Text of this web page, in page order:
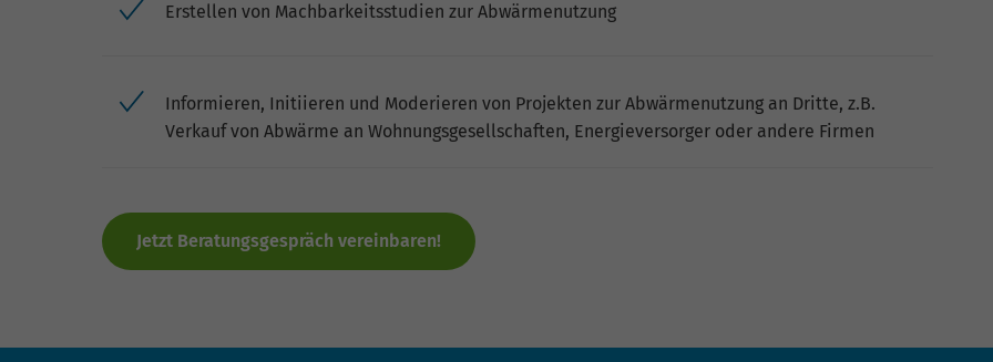
Erstellen von Machbarkeitsstudien zur Abwärmenutzung
Informieren, Initiieren und Moderieren von Projekten zur Abwärmenutzung an Dritte, z.B.
Verkauf von Abwärme an Wohnungsgesellschaften, Energieversorger oder andere Firmen
Jetzt Beratungsgespräch vereinbaren!